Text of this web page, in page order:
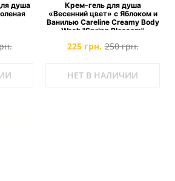
душа
Крем-гель для душа
«Весенний цвет» с Яблоком и
Ванилью Careline Creamy Body
Wash "Spring Blossom"
225 грн. 250 грн.
НЕТ В НАЛИЧИИ